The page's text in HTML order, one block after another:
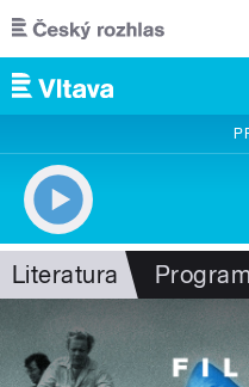
Přejít k hlavnímu obsahu
Literatura Program